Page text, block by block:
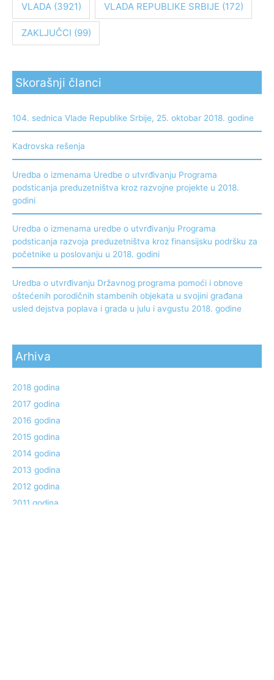
VLADA(3921) VLADA REPUBLIKE SRBIJE (172)
ZAKLJUČCI (99)
Skorašnji članci
104. sednica Vlade Republike Srbije, 25. oktobar 2018. godine
Kadrovska rešenja
Uredba o izmenama Uredbe o utvrđivanju Programa
podsticanja preduzetništva kroz razvojne projekte u 2018.
godini
Uredba o izmenama uredbe o utvrđivanju Programa
podsticanja razvoja preduzetništva kroz finansijsku podršku za
početnike u poslovanju u 2018. godini
Uredba o utvrđivanju Državnog programa pomoći i obnove
oštećenih porodičnih stambenih objekata u svojini građana
usled dejstva poplava i grada u julu i avgustu 2018. godine
Arhiva
2018 godina
2017 godina
2016 godina
2015 godina
2014 godina
2013 godina
2012 godina
2011 godina